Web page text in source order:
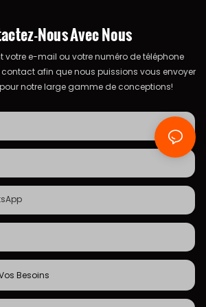
Nous Avec Nous
votre e-mail ou votre numéro de téléphone
afin que nous puissions vous envoyer
notre large gamme de conceptions!
Besoins